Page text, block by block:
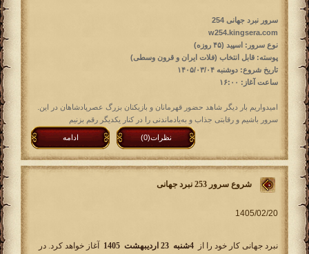
سرور نبرد جهانی 254
w254.kingsera.com
نوع سرور: اسپید (۴۵ روزه)
پوسته: قابل انتخاب (فلات ایران و قرون وسطی)
تاریخ شروع: دوشنبه ۱۴۰۵/۰۳/۰۴
ساعت آغاز: ۱۶:۰۰
سرور باشیم و رقابتی جذاب و به‌یادماندنی را در کنار یکدیگر رقم بزنیم
ادامه نظرات(0)
شروع سرور 253 نبرد جهانی
نبرد جهانی کار خود را از 4شنبه 23 اردیبهشت 1405
آغاز خواهد کرد. در